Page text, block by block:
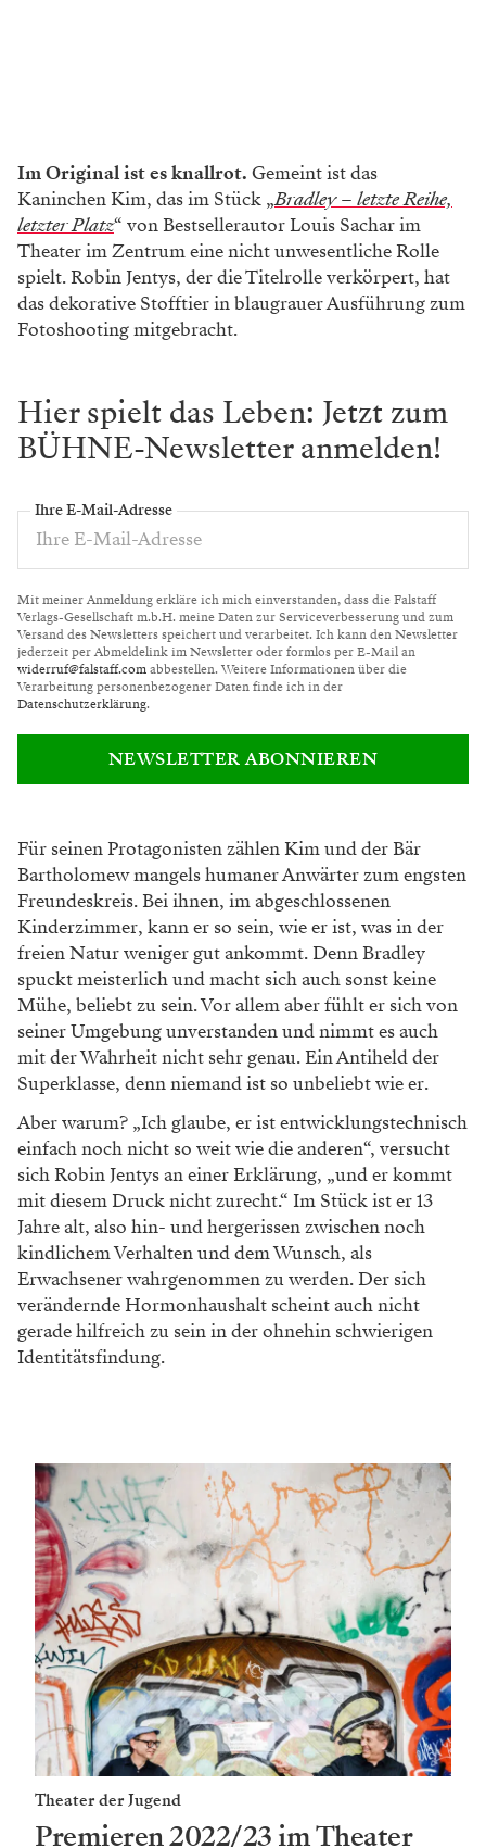
Im Original ist es knallrot. Gemeint ist das
Kaninchen Kim, das im Stück „Bradley – letzte Reihe,
letzter Platz“ von Bestsellerautor Louis Sachar im
Theater im Zentrum eine nicht unwesentliche Rolle
spielt. Robin Jentys, der die Titelrolle verkörpert, hat
das dekorative Stofftier in blaugrauer Ausführung zum
Fotoshooting mitgebracht.
Hier spielt das Leben: Jetzt zum
BÜHNE-Newsletter anmelden!
Ihre E-Mail-Adresse
Mit meiner Anmeldung erkläre ich mich einverstanden, dass die Falstaff
Verlags-Gesellschaft m.b.H. meine Daten zur Serviceverbesserung und zum
Versand des Newsletters speichert und verarbeitet. Ich kann den Newsletter
jederzeit per Abmeldelink im Newsletter oder formlos per E-Mail an
widerruf@falstaff.comabbestellen. Weitere Informationen über die
Verarbeitung personenbezogener Daten finde ich in der
Datenschutzerklärung.
NEWSLETTER ABONNIEREN
Für seinen Protagonisten zählen Kim und der Bär
Bartholomew mangels humaner Anwärter zum engsten
Freundeskreis. Bei ihnen, im abgeschlossenen
Kinderzimmer, kann er so sein, wie er ist, was in der
freien Natur weniger gut ankommt. Denn Bradley
spuckt meisterlich und macht sich auch sonst keine
Mühe, beliebt zu sein. Vor allem aber fühlt er sich von
seiner Umgebung unverstanden und nimmt es auch
mit der Wahrheit nicht sehr genau. Ein Antiheld der
Superklasse, denn niemand ist so unbeliebt wie er.
Aber warum? „Ich glaube, er ist entwicklungstechnisch
einfach noch nicht so weit wie die anderen“, versucht
sich Robin Jentys an einer Erklärung, „und er kommt
mit diesem Druck nicht zurecht.“ Im Stück ist er 13
Jahre alt, also hin- und hergerissen zwischen noch
kindlichem Verhalten und dem Wunsch, als
Erwachsener wahrgenommen zu werden. Der sich
verändernde Hormonhaushalt scheint auch nicht
gerade hilfreich zu sein in der ohnehin schwierigen
Identitätsfindung.
Theater der Jugend
Premieren 2022/23 im Theater